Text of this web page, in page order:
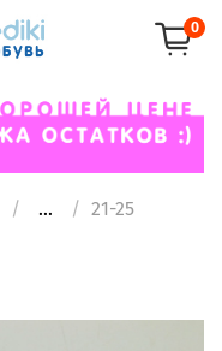
0
... 21-25